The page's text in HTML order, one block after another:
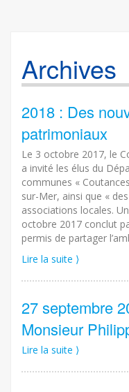
Archives
2018 : Des
patrimoniaux
Le 3 octobre 2017, le
a invité les élus du
communes «
sur-Mer, ainsi que «
associations locales.
octobre 2017 conclut
permis de partager
Lire la suite ⟩
27 septembre
Monsieur
Lire la suite ⟩